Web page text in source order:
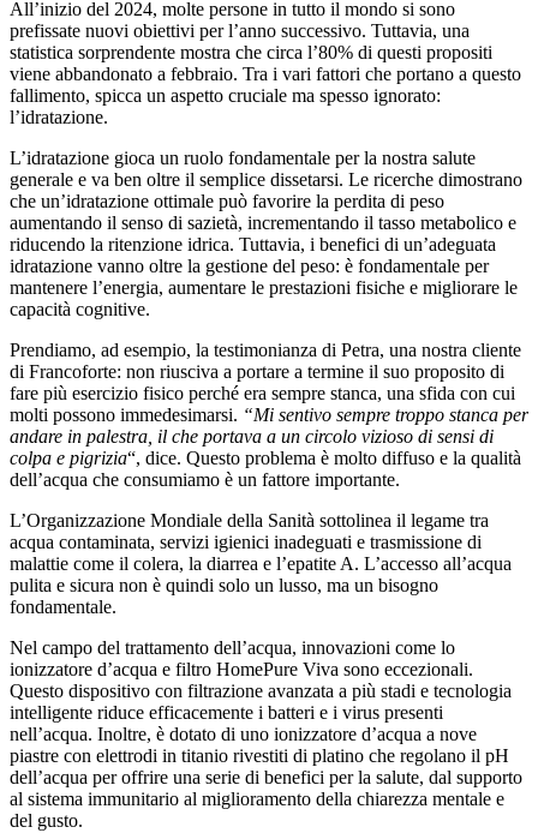
All’inizio del 2024, molte persone in tutto il mondo si sono
prefissate nuovi obiettivi per l’anno successivo. Tuttavia, una
statistica sorprendente mostra che circa l’80% di questi propositi
viene abbandonato a febbraio. Tra i vari fattori che portano a questo
fallimento, spicca un aspetto cruciale ma spesso ignorato:
l’idratazione.
L’idratazione gioca un ruolo fondamentale per la nostra salute
generale e va ben oltre il semplice dissetarsi. Le ricerche dimostrano
che un’idratazione ottimale può favorire la perdita di peso
aumentando il senso di sazietà, incrementando il tasso metabolico e
riducendo la ritenzione idrica. Tuttavia, i benefici di un’adeguata
idratazione vanno oltre la gestione del peso: è fondamentale per
mantenere l’energia, aumentare le prestazioni fisiche e migliorare le
capacità cognitive.
Prendiamo, ad esempio, la testimonianza di Petra, una nostra cliente
di Francoforte: non riusciva a portare a termine il suo proposito di
fare più esercizio fisico perché era sempre stanca, una sfida con cui
molti possono immedesimarsi. “Mi sentivo sempre troppo stanca per
andare in palestra, il che portava a un circolo vizioso di sensi di
colpa e pigrizia“, dice. Questo problema è molto diffuso e la qualità
dell’acqua che consumiamo è un fattore importante.
L’Organizzazione Mondiale della Sanità sottolinea il legame tra
acqua contaminata, servizi igienici inadeguati e trasmissione di
malattie come il colera, la diarrea e l’epatite A. L’accesso all’acqua
pulita e sicura non è quindi solo un lusso, ma un bisogno
fondamentale.
Nel campo del trattamento dell’acqua, innovazioni come lo
ionizzatore d’acqua e filtro HomePure Viva sono eccezionali.
Questo dispositivo con filtrazione avanzata a più stadi e tecnologia
intelligente riduce efficacemente i batteri e i virus presenti
nell’acqua. Inoltre, è dotato di uno ionizzatore d’acqua a nove
piastre con elettrodi in titanio rivestiti di platino che regolano il pH
dell’acqua per offrire una serie di benefici per la salute, dal supporto
al sistema immunitario al miglioramento della chiarezza mentale e
del gusto.